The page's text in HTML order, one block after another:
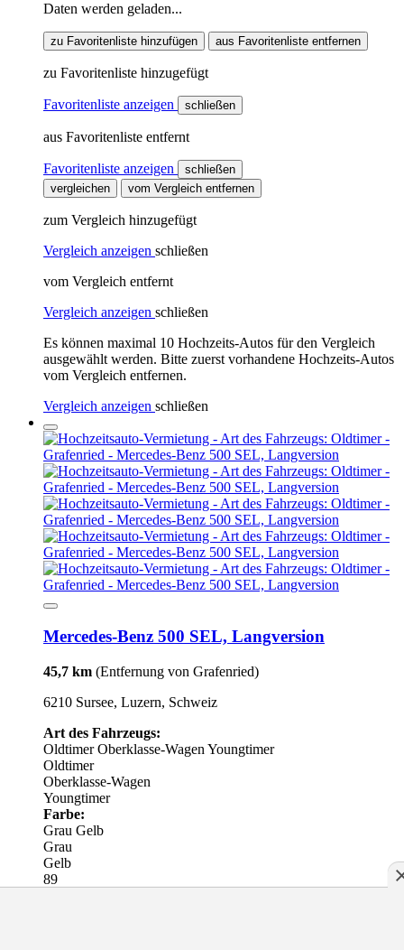
Daten werden geladen...
zu Favoritenliste hinzufügen aus Favoritenliste entfernen
zu Favoritenliste hinzugefügt
Favoritenliste anzeigen schließen
aus Favoritenliste entfernt
Favoritenliste anzeigen
schließen
vergleichen
vom Vergleich entfernen
zum Vergleich hinzugefügt
Vergleich anzeigen schließen
vom Vergleich entfernt
Vergleich anzeigen schließen
Es können maximal 10 Hochzeits-Autos für den Vergleich
ausgewählt werden. Bitte zuerst vorhandene Hochzeits-Autos
vom Vergleich entfernen.
Vergleich anzeigen schließen
Mercedes-Benz 500 SEL, Langversion
45,7 km (Entfernung von Grafenried)
6210 Sursee, Luzern, Schweiz
Art des Fahrzeugs:
OldtimerOberklasse-Wagen Youngtimer
Oldtimer
Oberklasse-Wagen
Youngtimer
Farbe:
Grau Gelb
Grau
Gelb
89